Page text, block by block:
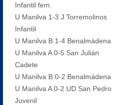
Infantil fem.
U Manilva 1-3 J Torremolinos
Infantil
U Manilva B 1-4 Benalmádena
U Manilva A 0-5 San Julián
Cadete
U Manilva B 0-2 Benalmádena
U Manilva A 0-2 UD San Pedro
Juvenil